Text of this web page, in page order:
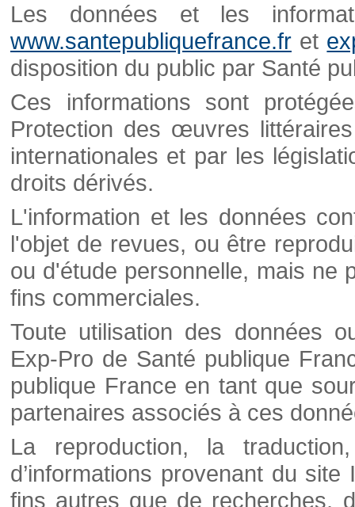
Les données et les
www.santepubliquefrance.fr et
disposition du public par Santé
Ces informations sont
Protection des œuvres
internationales et par les
droits dérivés.
L'information et les données
l'objet de revues, ou être
ou d'étude personnelle, mais ne
fins commerciales.
Toute utilisation des données
Exp-Pro de Santé publique
publique France en tant que
partenaires associés à ces
La reproduction, la
d’informations provenant du
fins autres que de recherches,